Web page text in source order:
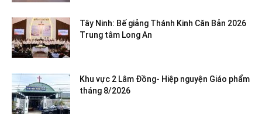
Tây Ninh: Bế giảng Thánh Kinh Căn Bản 2026
Trung tâm Long An
Khu vực 2 Lâm Đồng- Hiệp nguyện Giáo phẩm
tháng 8/2026